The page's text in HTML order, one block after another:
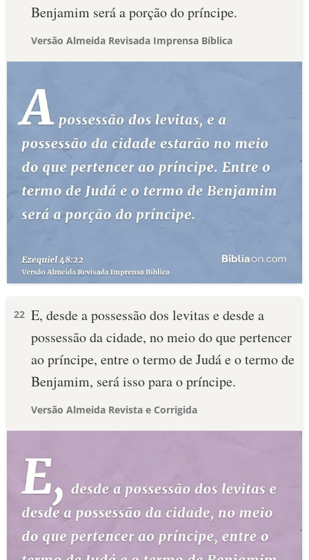
Benjamim será a porção do príncipe.
Versão Almeida Revisada Imprensa Bíblica
22 E, desde a possessão dos levitas e desde a
possessão da cidade, no meio do que pertencer
ao príncipe, entre o termo de Judá e o termo de
Benjamim, será isso para o príncipe.
Versão Almeida Revista e Corrigida